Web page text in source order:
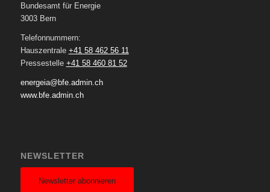
Bundesamt für Energie
3003 Bern
Telefonnummern:
Hauszentrale +41 58 462 56 11
Pressestelle +41 58 460 81 52
energeia@bfe.admin.ch
www.bfe.admin.ch
NEWSLETTER
Newsletter abonnieren